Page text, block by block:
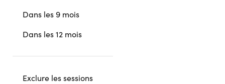
Dans les 9 mois
Dans les 12 mois
Exclure les sessions